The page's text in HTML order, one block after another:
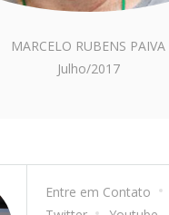
MARCELO RUBENS PAIVA
Julho/2017
Entre em Contato